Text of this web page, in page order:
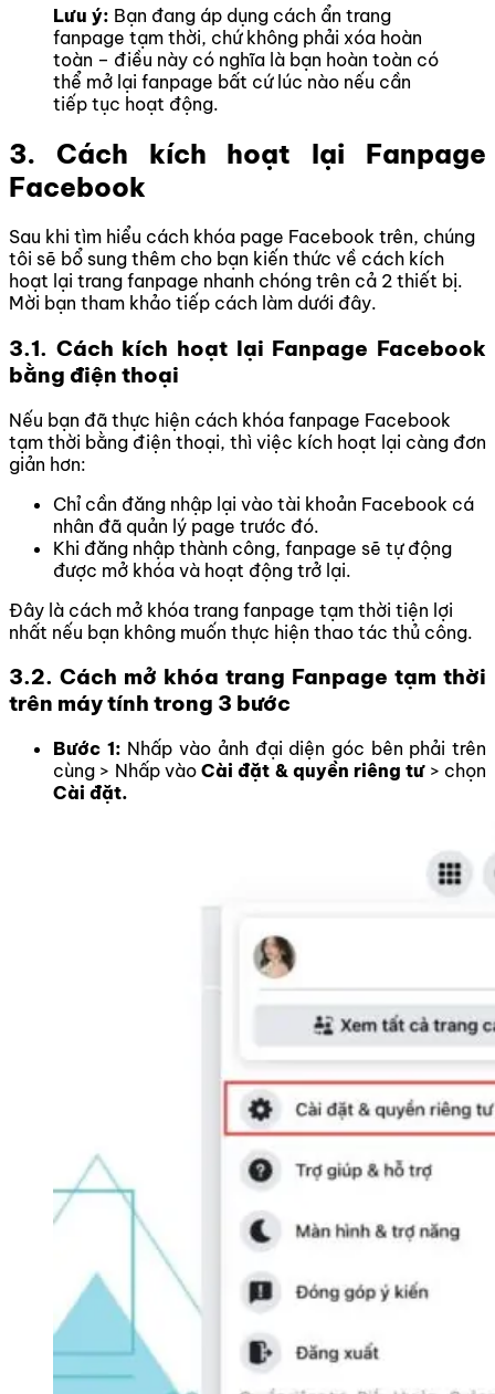
Lưu ý: Bạn đang áp dụng cách ẩn trang
fanpage tạm thời, chứ không phải xóa hoàn
toàn – điều này có nghĩa là bạn hoàn toàn có
thể mở lại fanpage bất cứ lúc nào nếu cần
tiếp tục hoạt động.
3. Cách kích hoạt lại Fanpage
Facebook
Sau khi tìm hiểu cách khóa page Facebook trên, chúng
tôi sẽ bổ sung thêm cho bạn kiến thức về cách kích
hoạt lại trang fanpage nhanh chóng trên cả 2 thiết bị.
Mời bạn tham khảo tiếp cách làm dưới đây.
3.1. Cách kích hoạt lại Fanpage Facebook
bằng điện thoại
Nếu bạn đã thực hiện cách khóa fanpage Facebook
tạm thời bằng điện thoại, thì việc kích hoạt lại càng đơn
giản hơn:
Chỉ cần đăng nhập lại vào tài khoản Facebook cá
nhân đã quản lý page trước đó.
Khi đăng nhập thành công, fanpage sẽ tự động
được mở khóa và hoạt động trở lại.
Đây là cách mở khóa trang fanpage tạm thời tiện lợi
nhất nếu bạn không muốn thực hiện thao tác thủ công.
3.2. Cách mở khóa trang Fanpage tạm thời
trên máy tính trong 3 bước
Bước 1: Nhấp vào ảnh đại diện góc bên phải trên
cùng > Nhấp vàoCài đặt & quyền riêng tư> chọn
Cài đặt.